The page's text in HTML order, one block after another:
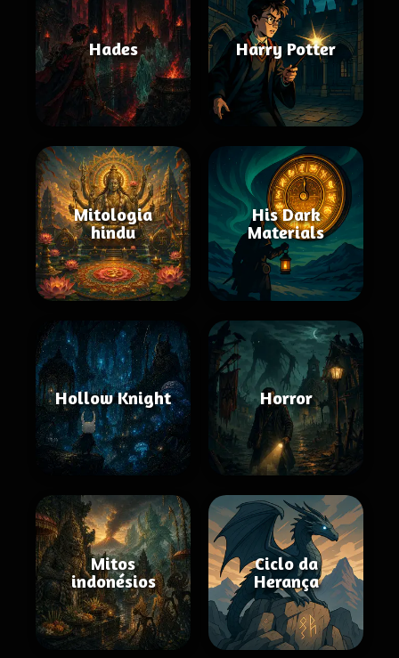
Hades Harry Potter
Mitologia
hindu
His Dark
Materials
Hollow Knight Horror
Mitos
indonésios
Ciclo da
Herança